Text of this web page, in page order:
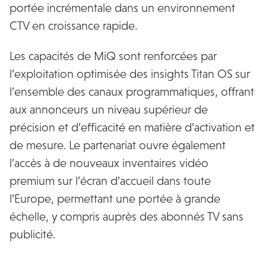
portée incrémentale dans un environnement
CTV en croissance rapide.
Les capacités de MiQ sont renforcées par
l’exploitation optimisée des insights Titan OS sur
l’ensemble des canaux programmatiques, offrant
aux annonceurs un niveau supérieur de
précision et d’efficacité en matière d’activation et
de mesure. Le partenariat ouvre également
l’accès à de nouveaux inventaires vidéo
premium sur l’écran d’accueil dans toute
l’Europe, permettant une portée à grande
échelle, y compris auprès des abonnés TV sans
publicité.